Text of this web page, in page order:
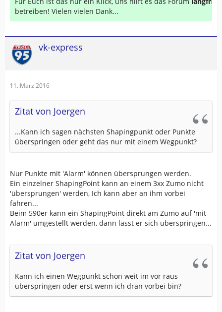
betreiben! Vielen vielen Dank...
vk-express
11. März 2016
Zitat von Joergen
...Kann ich sagen nächsten Shapingpunkt oder Punkte
überspringen oder geht das nur mit einem Wegpunkt?
Nur Punkte mit 'Alarm' können übersprungen werden.
Ein einzelner ShapingPoint kann an einem 3xx Zumo nicht
'übersprungen' werden, Ich kann aber an ihm vorbei
fahren...
Beim 590er kann ein ShapingPoint direkt am Zumo auf 'mit
Alarm' umgestellt werden, dann lässt er sich überspringen...
Zitat von Joergen
Kann ich einen Wegpunkt schon weit im vor raus
überspringen oder erst wenn ich dran vorbei bin?